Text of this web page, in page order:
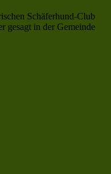
Schäferhund-Club
gesagt in der Gemeinde